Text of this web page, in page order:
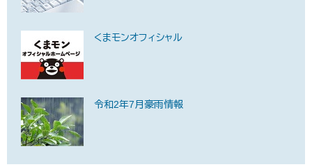
くまモンオフィシャル
令和2年7月豪雨情報